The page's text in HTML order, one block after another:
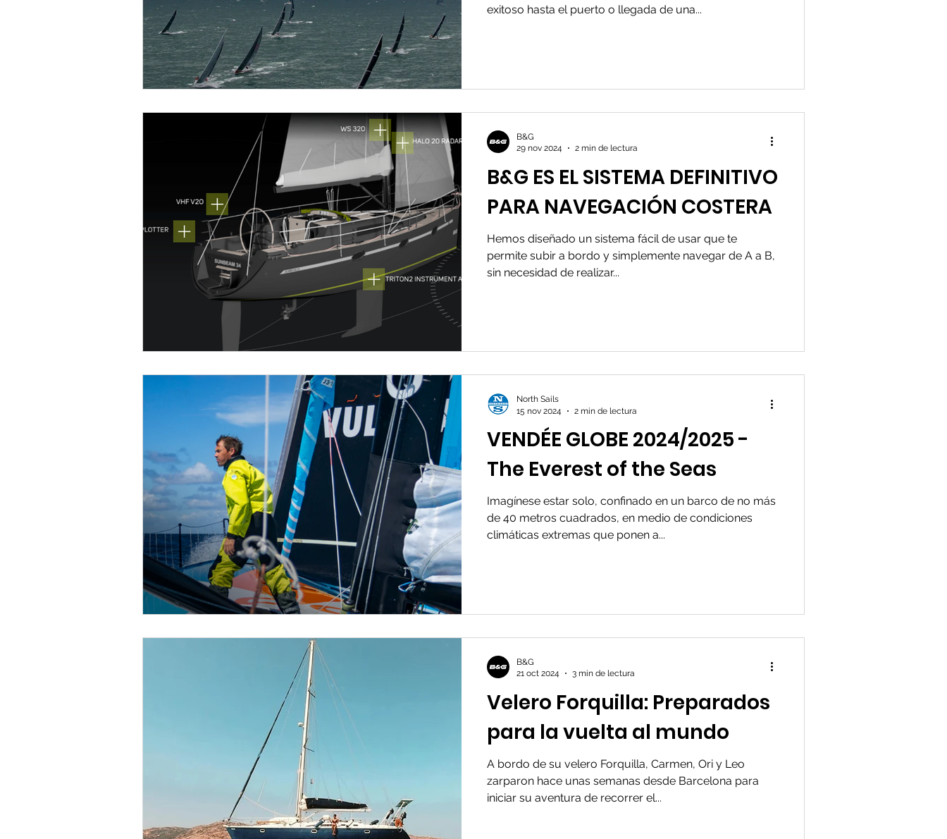
exitoso hasta el puerto o llegada de una...
B&G ES EL SISTEMA DEFINITIVO
PARA NAVEGACIÓN COSTERA
Hemos diseñado un sistema fácil de usar que te
permite subir a bordo y simplemente navegar de A a B,
sin necesidad de realizar...
B&G
29 nov 2024
2 min de lectura
VENDÉE GLOBE 2024/2025 -
The Everest of the Seas
Imagínese estar solo, confinado en un barco de no más
de 40 metros cuadrados, en medio de condiciones
climáticas extremas que ponen a...
North Sails
15 nov 2024
2 min de lectura
Velero Forquilla: Preparados
para la vuelta al mundo
A bordo de su velero Forquilla, Carmen, Ori y Leo
zarparon hace unas semanas desde Barcelona para
iniciar su aventura de recorrer el...
B&G
21 oct 2024
3 min de lectura